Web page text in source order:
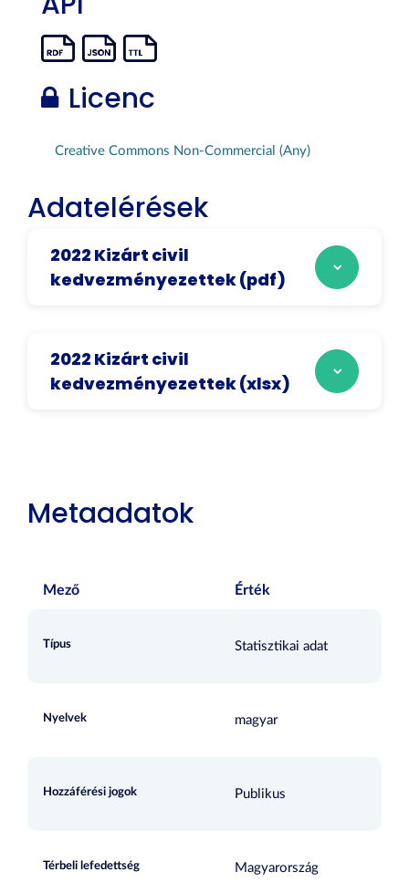
Licenc
Creative Commons Non-Commercial (Any)
Adatelérések
2022 Kizárt civil
kedvezményezettek (pdf)
2022 Kizárt civil
kedvezményezettek (xlsx)
Metaadatok
Mező Érték
Típus Statisztikai adat
Nyelvek magyar
Hozzáférési jogok Publikus
Térbeli lefedettség Magyarország